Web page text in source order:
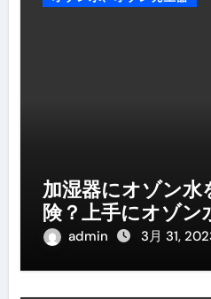
加湿器にオゾン水
険？上手にオゾン
admin 3月 31,